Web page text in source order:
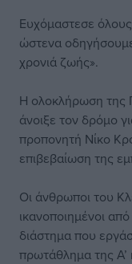
Ευχόμαστεσε όλους
ώστενα
χρονιά ζωής».
Η ολοκλήρωση της
άνοιξε τον δρόμο
προπονητή Νίκο
επιβεβαίωση της
Οι άνθρωποι του
ικανοποιημένοι
διάστημα που
πρωτάθλημα της Α’